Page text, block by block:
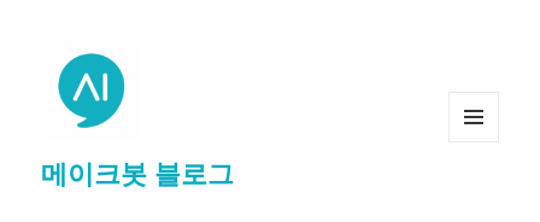
메이크봇 블로그